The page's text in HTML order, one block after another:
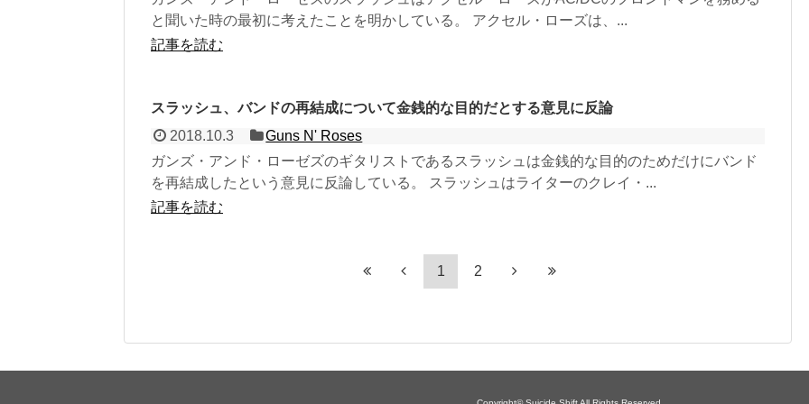
と聞いた時の最初に考えたことを明かしている。 アクセル・ローズは、...
記事を読む
スラッシュ、バンドの再結成について金銭的な目的だとする意見に反論
2018.10.3
Guns N' Roses
ガンズ・アンド・ローゼズのギタリストであるスラッシュは金銭的な目的のためだけにバンド
を再結成したという意見に反論している。 スラッシュはライターのクレイ・...
記事を読む
1 2